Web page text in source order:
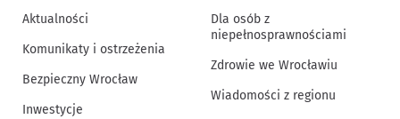
Aktualności
Komunikaty i ostrzeżenia
Bezpieczny Wrocław
Inwestycje
Dla osób z
niepełnosprawnościami
Zdrowie we Wrocławiu
Wiadomości z regionu